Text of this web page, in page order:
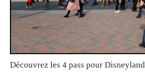
Découvrez les 4 pass pour Disneyland